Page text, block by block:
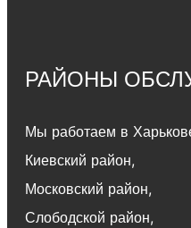
РАЙОНЫ
Мы работаем в
Киевский район,
Московский район,
Слободской район,